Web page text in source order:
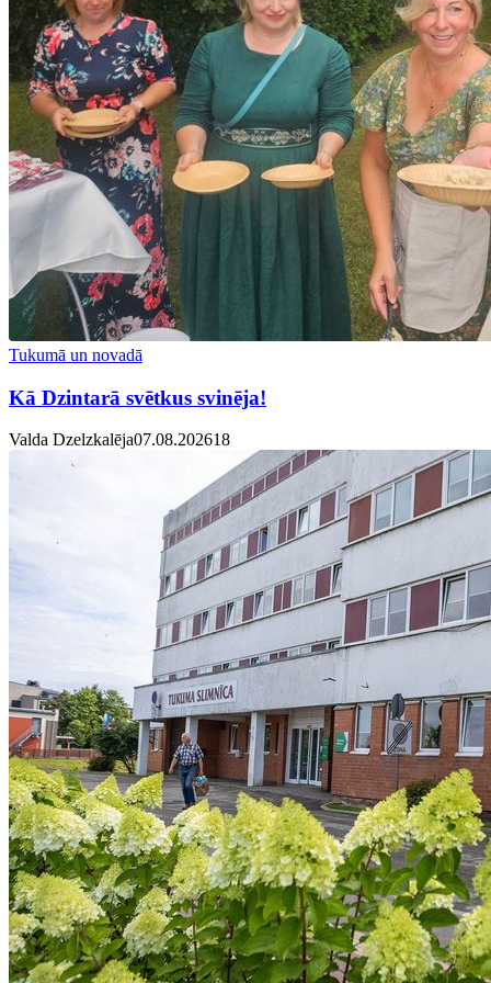
Tukumā un novadā
Kā Dzintarā svētkus svinēja!
Valda Dzelzkalēja07.08.202618